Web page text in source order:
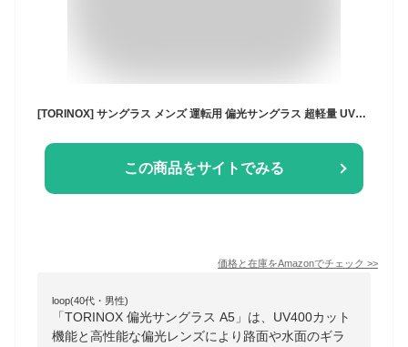
[TORINOX] サングラス メンズ 運転用 偏光サングラス 超軽量 UV400 ゴルフ スポーツ A5
この商品をサイトでみる
価格と在庫をAmazonでチェック >>
loop(40代・男性)
「TORINOX 偏光サングラス A5」は、UV400カット
機能と高性能な偏光レンズにより路面や水面のギラ